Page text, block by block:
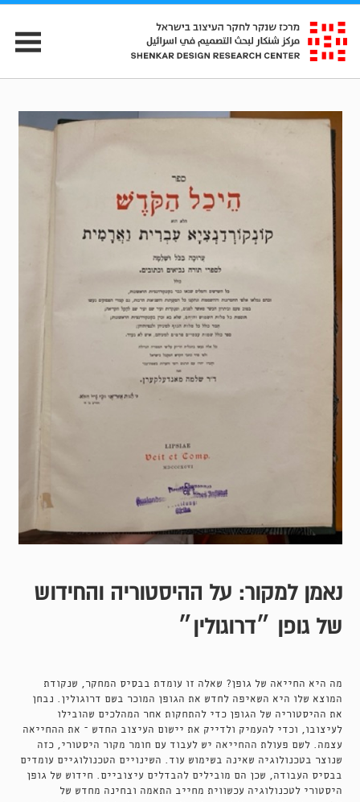
נאמן למקור: על ההיסטוריה והחידוש
של גופן ״דרוגולין״
מה היא החייאה של גופן? שאלה זו עומדת בבסיס המחקר, שנקודת
המוצא שלו היא השאיפה לחדש את הגופן המוכר בשם דרוגולין. נבחן
את ההיסטוריה של הגופן כדי להתחקות אחר המהלכים שהובילו
לעיצובו, וכדי להעמיק ולדייק את יישום העיצוב החדש – את ההחייאה
עצמה. לשם פעולת ההחייאה יש לעבוד עם חומר מקור היסטורי, כזה
שנוצר בטכנולוגיה שאינה בשימוש עוד. השינויים הטכנולוגיים עומדים
בבסיס העבודה, שכן הם מובילים להבדלים עיצוביים. חידוש של גופן
היסטורי לטכנולוגיה עכשווית מחייב התאמה ובחינה מחדש של